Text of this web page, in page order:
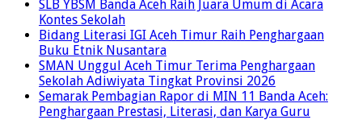
SLB YBSM Banda Aceh Raih Juara Umum di Acara
Kontes Sekolah
Bidang Literasi IGI Aceh Timur Raih Penghargaan
Buku Etnik Nusantara
SMAN Unggul Aceh Timur Terima Penghargaan
Sekolah Adiwiyata Tingkat Provinsi 2026
Semarak Pembagian Rapor di MIN 11 Banda Aceh:
Penghargaan Prestasi, Literasi, dan Karya Guru